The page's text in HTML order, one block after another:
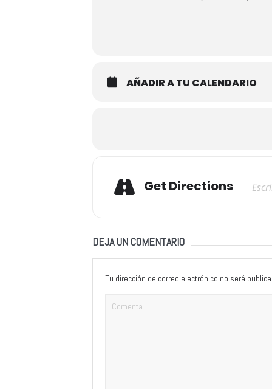
AÑADIR A TU CALENDARIO
Get Directions
DEJA UN COMENTARIO
Tu dirección de correo electrónico no será